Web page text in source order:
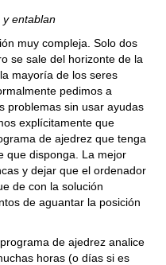
y entablan
muy compleja. Solo dos
se sale del horizonte de la
mayoría de los seres
pedimos a
problemas sin usar ayudas
explícitamente que
de ajedrez que tenga
que disponga. La mejor
y dejar que el ordenador
de con la solución
de aguantar la posición
de ajedrez analice
horas (o días si es